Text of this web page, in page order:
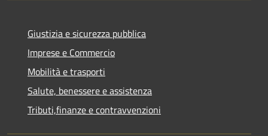
Giustizia e sicurezza pubblica
Imprese e Commercio
Mobilità e trasporti
Salute, benessere e assistenza
Tributi,finanze e contravvenzioni